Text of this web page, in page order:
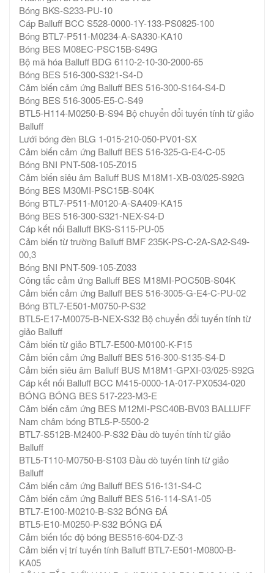
Bóng BKS-S233-PU-10
Cáp Balluff BCC S528-0000-1Y-133-PS0825-100
Bóng BTL7-P511-M0234-A-SA330-KA10
Bóng BES M08EC-PSC15B-S49G
Bộ mã hóa Balluff BDG 6110-2-10-30-2000-65
Bóng BES 516-300-S321-S4-D
Cảm biến cảm ứng Balluff BES 516-300-S164-S4-D
Bóng BES 516-3005-E5-C-S49
BTL5-H114-M0250-B-S94 Bộ chuyển đổi tuyến tính từ giảo
Balluff
Lưới bóng đèn BLG 1-015-210-050-PV01-SX
Cảm biến cảm ứng Balluff BES 516-325-G-E4-C-05
Bóng BNI PNT-508-105-Z015
Cảm biến siêu âm Balluff BUS M18M1-XB-03/025-S92G
Bóng BES M30MI-PSC15B-S04K
Bóng BTL7-P511-M0120-A-SA409-KA15
Bóng BES 516-300-S321-NEX-S4-D
Cáp kết nối Balluff BKS-S115-PU-05
Cảm biến từ trường Balluff BMF 235K-PS-C-2A-SA2-S49-
00,3
Bóng BNI PNT-509-105-Z033
Công tắc cảm ứng Balluff BES M18MI-POC50B-S04K
Cảm biến cảm ứng Balluff BES 516-3005-G-E4-C-PU-02
Bóng BTL7-E501-M0750-P-S32
BTL5-E17-M0075-B-NEX-S32 Bộ chuyển đổi tuyến tính từ
giảo Balluff
Cảm biến từ giảo BTL7-E500-M0100-K-F15
Cảm biến cảm ứng Balluff BES 516-300-S135-S4-D
Cảm biến siêu âm Balluff BUS M18M1-GPXI-03/025-S92G
Cáp kết nối Balluff BCC M415-0000-1A-017-PX0534-020
BÓNG BÓNG BES 517-223-M3-E
Cảm biến cảm ứng BES M12MI-PSC40B-BV03 BALLUFF
Nam châm bóng BTL5-P-5500-2
BTL7-S512B-M2400-P-S32 Đầu dò tuyến tính từ giảo
Balluff
BTL5-T110-M0750-B-S103 Đầu dò tuyến tính từ giảo
Balluff
Cảm biến cảm ứng Balluff BES 516-131-S4-C
Cảm biến cảm ứng Balluff BES 516-114-SA1-05
BTL7-E100-M0210-B-S32 BÓNG ĐÁ
BTL5-E10-M0250-P-S32 BÓNG ĐÁ
Cảm biến tốc độ bóng BES516-604-DZ-3
Cảm biến vị trí tuyến tính Balluff BTL7-E501-M0800-B-
KA05